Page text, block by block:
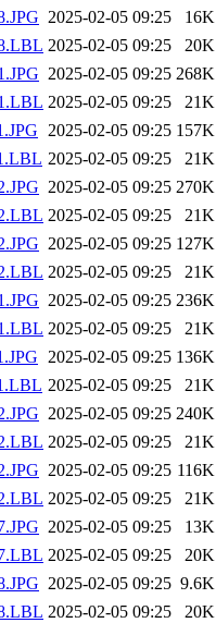
2025-02-05 09:25
16K
2025-02-05 09:25
20K
2025-02-05 09:25 268K
2025-02-05 09:25
21K
2025-02-05 09:25 157K
2025-02-05 09:25
21K
2025-02-05 09:25 270K
2025-02-05 09:25
21K
2025-02-05 09:25 127K
2025-02-05 09:25
21K
2025-02-05 09:25 236K
2025-02-05 09:25
21K
2025-02-05 09:25 136K
2025-02-05 09:25
21K
2025-02-05 09:25 240K
2025-02-05 09:25
21K
2025-02-05 09:25 116K
2025-02-05 09:25
21K
2025-02-05 09:25
13K
2025-02-05 09:25
20K
2025-02-05 09:25 9.6K
2025-02-05 09:25
20K